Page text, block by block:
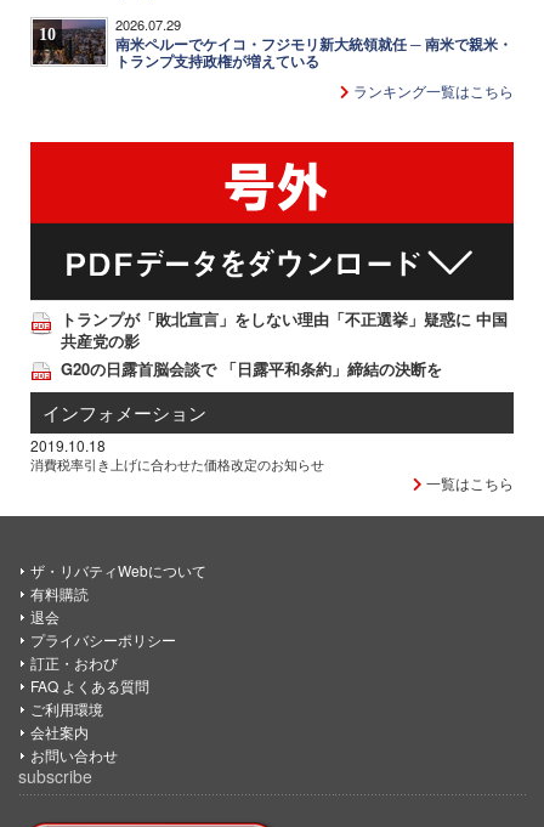
10 2026.07.29
南米ペルーでケイコ・フジモリ新大統領就任 ─ 南米で親米・
トランプ支持政権が増えている
ランキング一覧はこちら
トランプが「敗北宣言」をしない理由「不正選挙」疑惑に 中国
共産党の影
G20の日露首脳会談で 「日露平和条約」締結の決断を
インフォメーション
2019.10.18
消費税率引き上げに合わせた価格改定のお知らせ
一覧はこちら
ザ・リバティWebについて
有料購読
退会
プライバシーポリシー
訂正・おわび
FAQ よくある質問
ご利用環境
会社案内
お問い合わせ
subscribe